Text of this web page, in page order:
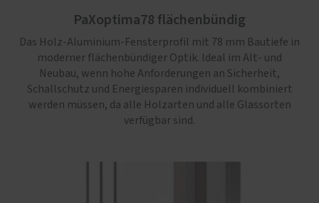
PaXoptima78 flächenbündig
Das Holz-Aluminium-Fensterprofil mit 78 mm Bautiefe in
moderner flächenbündiger Optik. Ideal im Alt- und
Neubau, wenn hohe Anforderungen an Sicherheit,
Schallschutz und Energiesparen individuell kombiniert
werden müssen, da alle Holzarten und alle Glassorten
verfügbar sind.